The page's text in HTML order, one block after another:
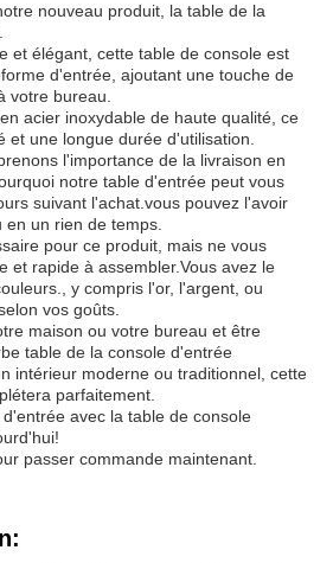
nouveau produit, la table de la
et élégant, cette table de console est
d'entrée, ajoutant une touche de
votre bureau.
acier inoxydable de haute qualité, ce
et une longue durée d'utilisation.
l'importance de la livraison en
notre table d'entrée peut vous
suivant l'achat.vous pouvez l'avoir
un rien de temps.
pour ce produit, mais ne vous
et rapide à assembler.Vous avez le
y compris l'or, l'argent, ou
vos goûts.
maison ou votre bureau et être
table de la console d'entrée
intérieur moderne ou traditionnel, cette
parfaitement.
avec la table de console
passer commande maintenant.